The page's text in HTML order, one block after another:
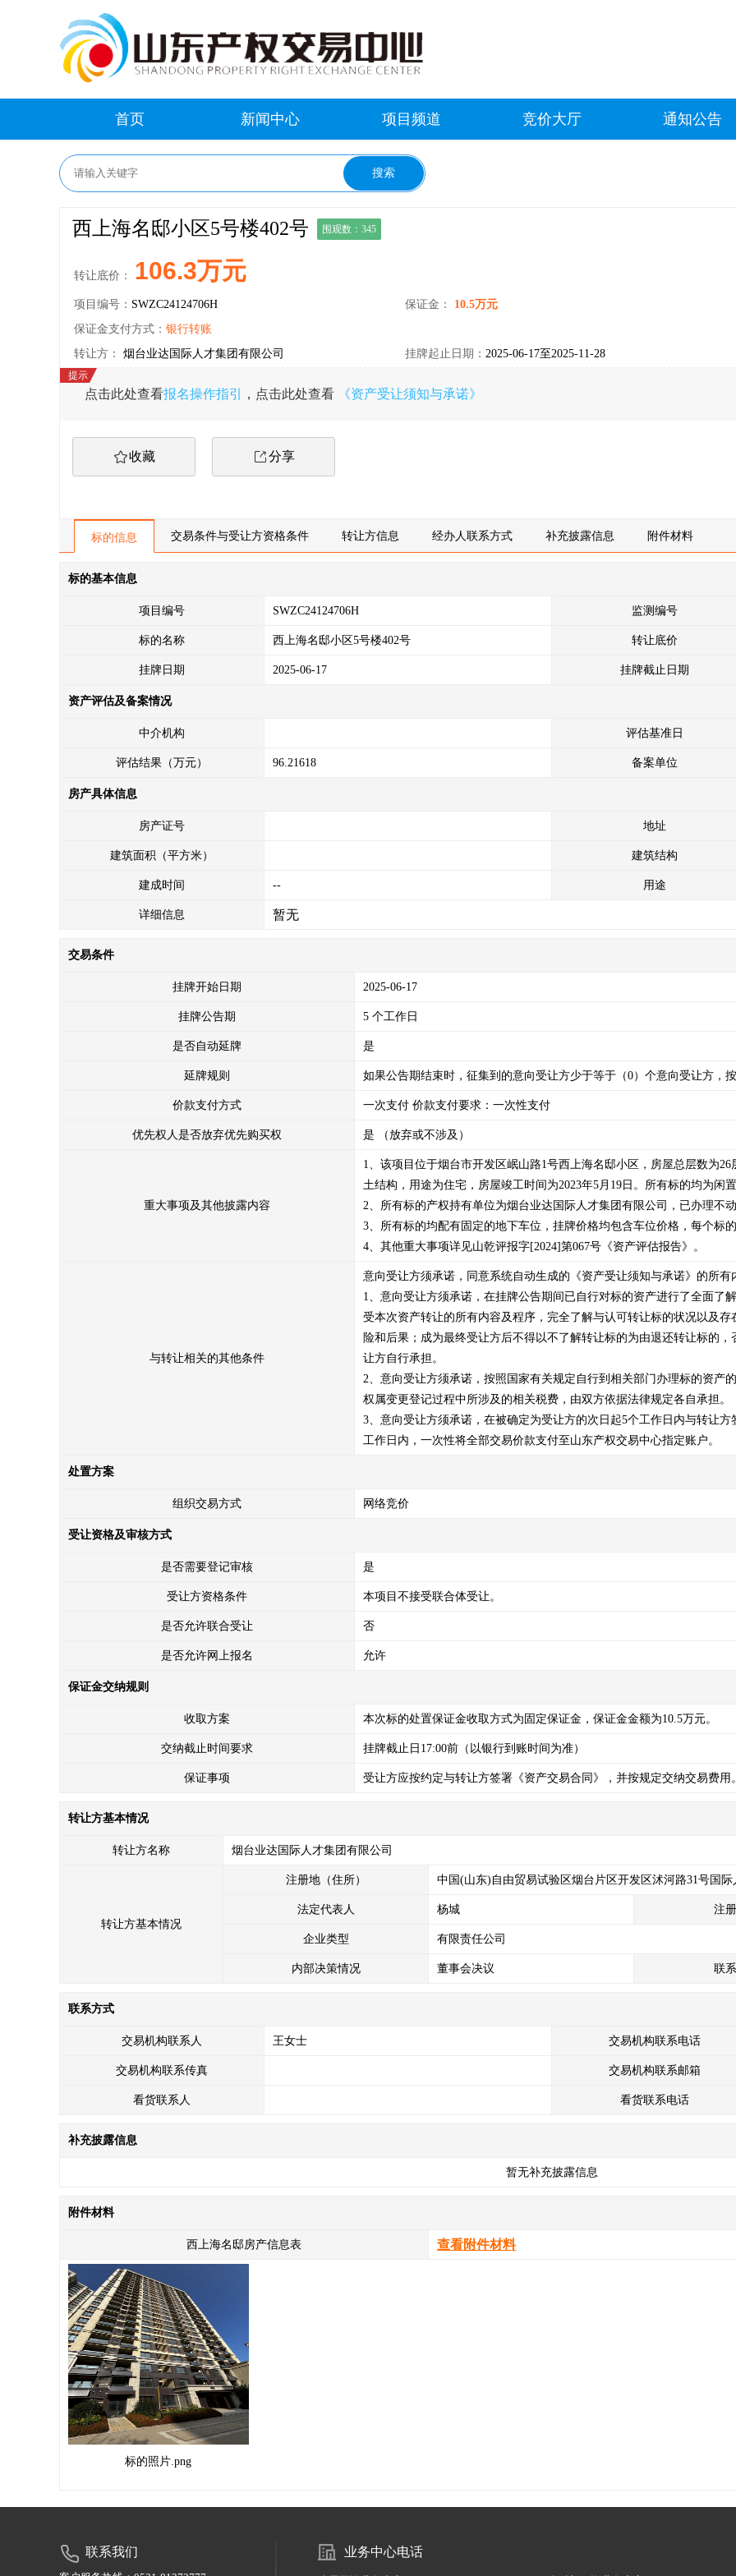
首页 新闻中心 项目频道 竞价大厅 通知公告
西上海名邸小区5号楼402号 围观数：345
转让底价： 106.3万元
项目编号： SWZC24124706H 保证金： 10.5万元
保证金支付方式： 银行转账
转让方： 烟台业达国际人才集团有限公司 挂牌起止日期： 2025-06-17至2025-11-28
点击此处查看报名操作指引 ，点击此处查看 《资产受让须知与承诺》
收藏 分享
标的信息 交易条件与受让方资格条件 转让方信息 经办人联系方式 补充披露信息 附件材料
标的基本信息
项目编号 SWZC24124706H 监测编号
标的名称 西上海名邸小区5号楼402号 转让底价
挂牌日期 2025-06-17 挂牌截止日期
资产评估及备案情况
中介机构 评估基准日
评估结果（万元） 96.21618 备案单位
房产具体信息
房产证号 地址
建筑面积（平方米） 建筑结构
建成时间 -- 用途
详细信息 暂无
交易条件
挂牌开始日期 2025-06-17
挂牌公告期 5 个工作日
是否自动延牌 是
延牌规则 如果公告期结束时，征集到的意向受让方少于等于（0）个意向受让方，
价款支付方式 一次支付 价款支付要求：一次性支付
优先权人是否放弃优先购买权 是 （放弃或不涉及）
重大事项及其他披露内容
1、该项目位于烟台市开发区岷山路1号西上海名邸小区，房屋总层数为
土结构，用途为住宅，房屋竣工时间为2023年5月19日。所有标的均为闲
2、所有标的产权持有单位为烟台业达国际人才集团有限公司，已办理不
3、所有标的均配有固定的地下车位，挂牌价格均包含车位价格，每个标
4、其他重大事项详见山乾评报字[2024]第067号《资产评估报告》。
与转让相关的其他条件
意向受让方须承诺，同意系统自动生成的《资产受让须知与承诺》的所有
1、意向受让方须承诺，在挂牌公告期间已自行对标的资产进行了全面了
受本次资产转让的所有内容及程序，完全了解与认可转让标的状况以及
险和后果；成为最终受让方后不得以不了解转让标的为由退还转让标的
让方自行承担。
2、意向受让方须承诺，按照国家有关规定自行到相关部门办理标的资产
权属变更登记过程中所涉及的相关税费，由双方依据法律规定各自承担。
3、意向受让方须承诺，在被确定为受让方的次日起5个工作日内与转让
工作日内，一次性将全部交易价款支付至山东产权交易中心指定账户。
处置方案
组织交易方式 网络竞价
受让资格及审核方式
是否需要登记审核 是
受让方资格条件 本项目不接受联合体受让。
是否允许联合受让 否
是否允许网上报名 允许
保证金交纳规则
收取方案 本次标的处置保证金收取方式为固定保证金，保证金金额为10.5万元。
交纳截止时间要求 挂牌截止日17:00前（以银行到账时间为准）
保证事项 受让方应按约定与转让方签署《资产交易合同》，并按规定交纳交易费用
转让方基本情况
转让方名称 烟台业达国际人才集团有限公司
转让方基本情况
注册地（住所） 中国(山东)自由贸易试验区烟台片区开发区沭河路31号国际
法定代表人 杨城 注
企业类型 有限责任公司
内部决策情况 董事会决议 联
联系方式
交易机构联系人 王女士 交易机构联系电话
交易机构联系传真 交易机构联系邮箱
看货联系人 看货联系电话
补充披露信息
暂无补充披露信息
附件材料
西上海名邸房产信息表 查看附件材料
标的照片.png
联系我们 业务中心电话